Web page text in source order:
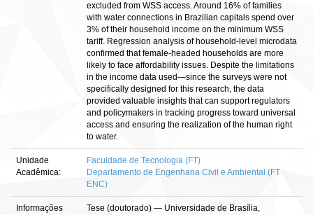
excluded from WSS access. Around 16% of families
with water connections in Brazilian capitals spend over
3% of their household income on the minimum WSS
tariff. Regression analysis of household-level microdata
confirmed that female-headed households are more
likely to face affordability issues. Despite the limitations
in the income data used—since the surveys were not
specifically designed for this research, the data
provided valuable insights that can support regulators
and policymakers in tracking progress toward universal
access and ensuring the realization of the human right
to water.
Unidade
Acadêmica:
Faculdade de Tecnologia (FT)
Departamento de Engenharia Civil e Ambiental (FT
ENC)
Informações Tese (doutorado) — Universidade de Brasília,